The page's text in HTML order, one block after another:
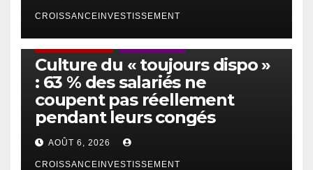
CROISSANCEINVESTISSEMENT
Culture du « toujours dispo »
: 63 % des salariés ne
coupent pas réellement
pendant leurs congés
AOÛT 6, 2026
CROISSANCEINVESTISSEMENT